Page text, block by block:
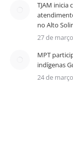
TJAM
no Alto
27 de
MPT
indígenas
24 de